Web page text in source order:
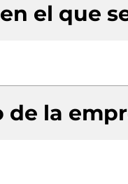
el que
de la